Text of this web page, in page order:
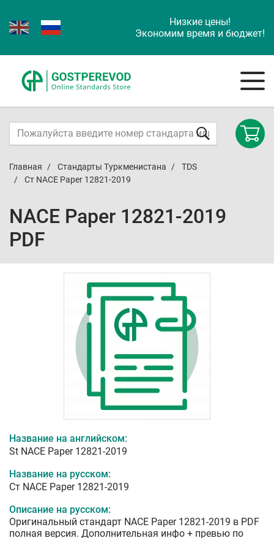
Низкие цены!
Экономим время и бюджет!
Главная Стандарты Туркменистана
TDS
Ст NACE Paper 12821-2019
NACE Paper 12821-2019
PDF
Название на английском:
St NACE Paper 12821-2019
Название на русском:
Ст NACE Paper 12821-2019
Описание на русском:
Оригинальный стандарт NACE Paper 12821-2019 в PDF
полная версия. Дополнительная инфо + превью по